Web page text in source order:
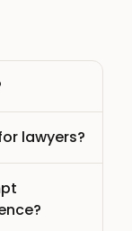
lawyers?